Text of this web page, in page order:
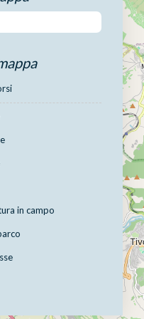
in campo